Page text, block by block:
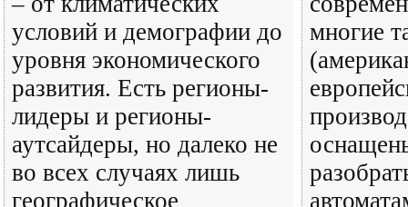
условий и демографии до
уровня экономического
развития. Есть регионы-
лидеры и регионы-
аутсайдеры, но далеко не
во всех случаях лишь
географическое
многие